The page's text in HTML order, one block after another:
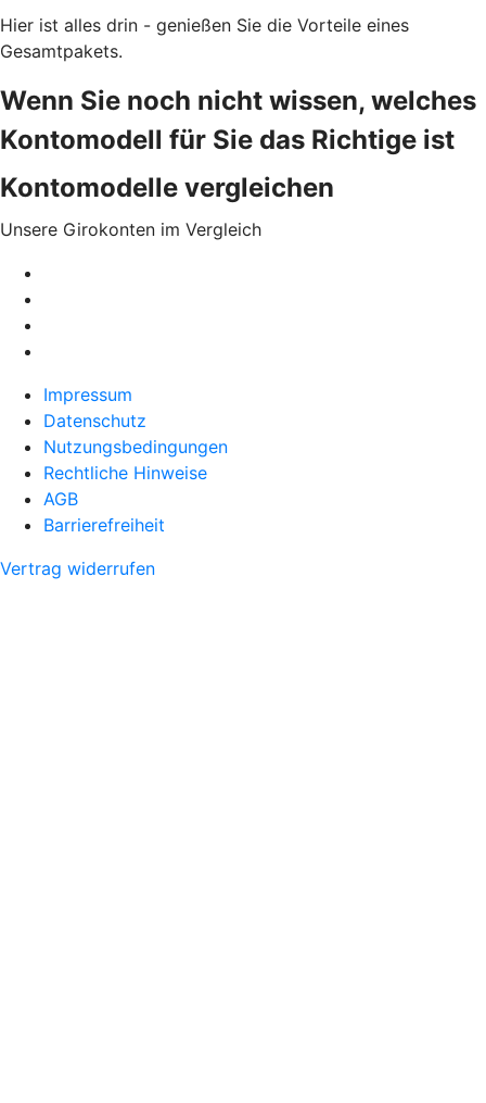
Hier ist alles drin - genießen Sie die Vorteile eines
Gesamtpakets.
Wenn Sie noch nicht wissen, welches
Kontomodell für Sie das Richtige ist
Kontomodelle vergleichen
Unsere Girokonten im Vergleich
Impressum
Datenschutz
Nutzungsbedingungen
Rechtliche Hinweise
AGB
Barrierefreiheit
Vertrag widerrufen